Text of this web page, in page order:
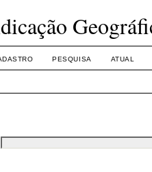
PESQUISA ATUAL